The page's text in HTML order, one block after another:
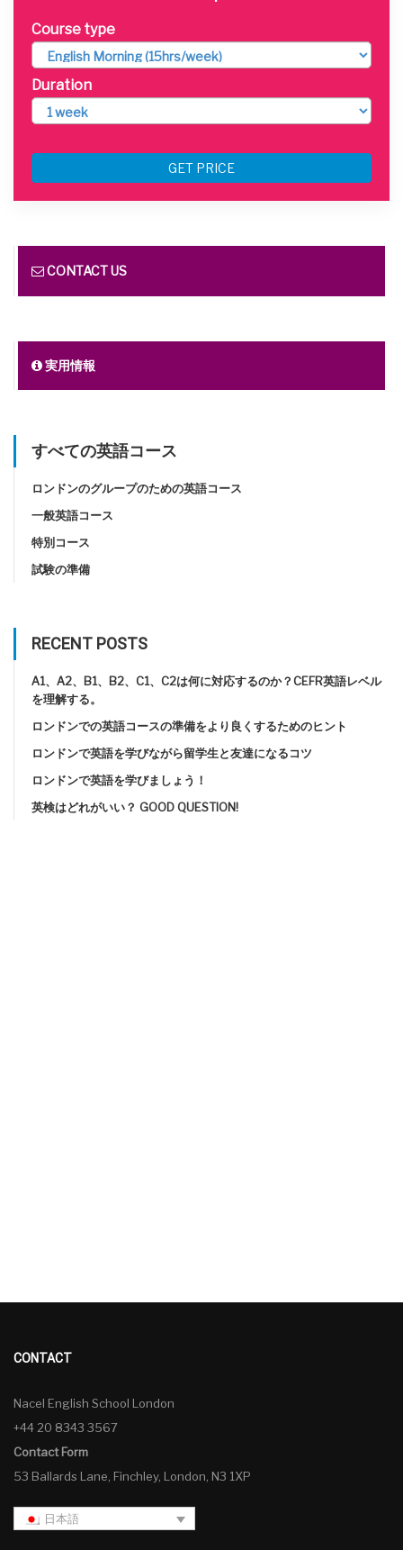
Course type
Duration
GET PRICE
CONTACT US
実用情報
すべての英語コース
ロンドンのグループのための英語コース
一般英語コース
特別コース
試験の準備
RECENT POSTS
A1、A2、B1、B2、C1、C2は何に対応するのか？CEFR英語レベル
を理解する。
ロンドンでの英語コースの準備をより良くするためのヒント
ロンドンで英語を学びながら留学生と友達になるコツ
ロンドンで英語を学びましょう！
英検はどれがいい？ GOOD QUESTION!
CONTACT
Nacel English School London
+44 20 8343 3567
Contact Form
53 Ballards Lane, Finchley, London, N3 1XP
日本語